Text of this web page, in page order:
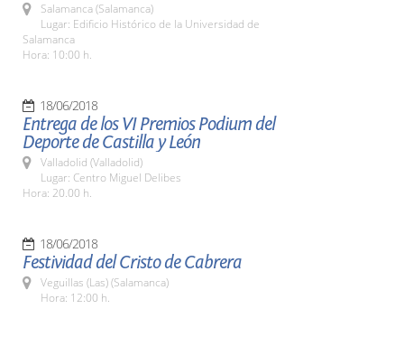
Salamanca (Salamanca)
Lugar: Edificio Histórico de la Universidad de
Salamanca
Hora: 10:00 h.
18/06/2018
Entrega de los VI Premios Podium del
Deporte de Castilla y León
Valladolid (Valladolid)
Lugar: Centro Miguel Delibes
Hora: 20.00 h.
18/06/2018
Festividad del Cristo de Cabrera
Veguillas (Las) (Salamanca)
Hora: 12:00 h.